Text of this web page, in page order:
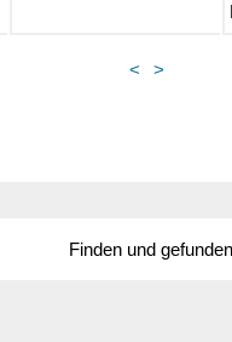
< >
Finden und